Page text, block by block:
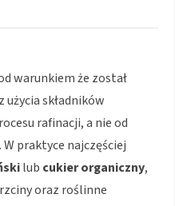
warunkiem że został
składników
rafinacji, a nie od
praktyce najczęściej
lub cukier organiczny,
oraz roślinne